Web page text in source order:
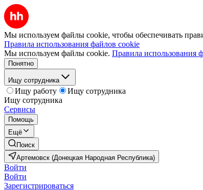
Мы используем файлы cookie, чтобы обеспечивать
Правила использования файлов cookie
Мы используем файлы cookie. Правила использования
Понятно
Ищу сотрудника
Ищу работу
Ищу сотрудника
Ищу сотрудника
Сервисы
Помощь
Ещё
Поиск
Артемовск (Донецкая Народная Республика)
Войти
Войти
Зарегистрироваться